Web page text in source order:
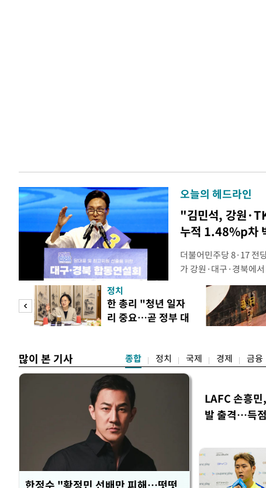
오늘의 헤드라인
"김민석, 강원
누적 1.48%p차
더불어민주당 8·17 전
가 강원·대구·경북에
48.54%(1만8977표)를
를 1622표(4.14%p) 차
·인천 권리당원 투표에
적 합산(가중치 미반
피
정치
한 총리 "청년 일자
리 중요…곧 정부 대
많이 본 기사 종합 정치 국제 경제 금융
한정수 "황정민 선배만 피해…떳떳
LAFC 손흥
발 출격…득